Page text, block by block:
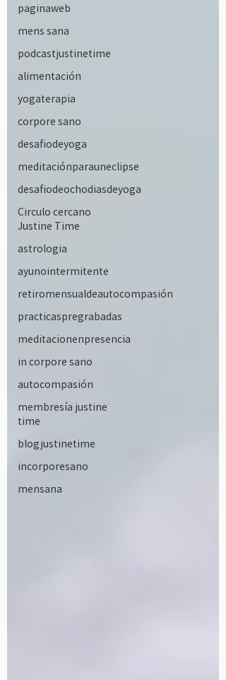
paginaweb
mens sana
podcastjustinetime
alimentación
yogaterapia
corpore sano
desafiodeyoga
meditaciónparauneclipse
desafiodeochodiasdeyoga
Circulo cercano
Justine Time
astrologia
ayunointermitente
retiromensualdeautocompasión
practicaspregrabadas
meditacionenpresencia
in corpore sano
autocompasión
membresía justine
time
blogjustinetime
incorporesano
mensana